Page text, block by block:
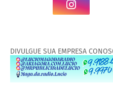
DIVULGUE SUA EMPRESA